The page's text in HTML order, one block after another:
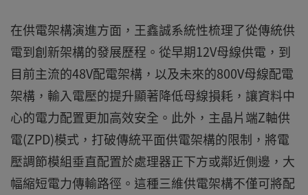
在供電架構演進方面，王鑫誠系統性梳理了從傳統供
電到創新架構的發展歷程。從早期12V母線供電，到
目前主流的48V配電架構，以及未來的800V母線配電
架構，輸入電壓的提升顯著降低母線損耗，讓資料中
心的電力配置更加高效安全。此外，主晶片端Z軸供
電(ZPD)模式，打破傳統平面供電架構的限制，將電
壓調節模組垂直配置於處理器正下方或鄰近側邊，大
幅縮短電力傳輸路徑。這種三維供電架構不僅可將配